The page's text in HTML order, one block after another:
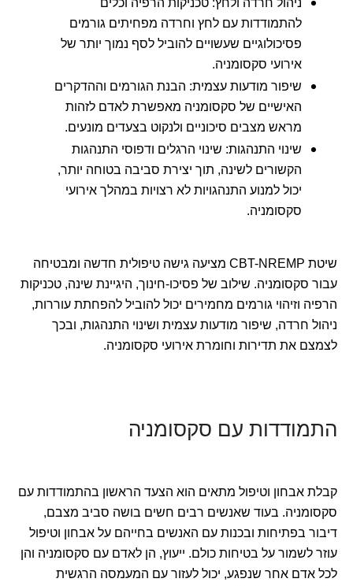
תנאי הביטוח ולוודא כיסוי לטיפול
פסיכולוגי.
לכן חשובלפנות לטיפול מוקדם, גם
אם הסימפטומים לא תכופים.
זכור: סקסומניה היא מצב רפואי
הניתן לטיפול, ואין סיבה לבושה או
להימנעות מקבלת עזרה מקצועית.
ניהול חרדה ולחץ: טכניקות הרפיה וכלים
להתמודדות עם לחץ וחרדה מפחיתים גורמים
פסיכולוגיים שעשויים להוביל לסף נמוך יותר של
אירועי סקסומניה.
שיפור מודעות עצמית: הבנת הגורמים וההדקרים
האישיים של סקסומניה מאפשרת לאדם לזהות
מראש מצבים סיכוניים ולנקוט בצעדים מונעים.
שינוי התנהגות: שינוי הרגלים ודפוסי התנהגות
הקשורים לשינה, תוך יצירת סביבה בטוחה יותר,
יכול למנוע התנהגויות לא רצויות במהלך אירועי
סקסומניה.
שיטת CBT-NREMP מציעה גישה טיפולית חדשה ומבטיחה
עבור סקסומניה. שילוב של פסיכו-חינוך, היגיינת שינה, טכניקות
הרפיה וזיהוי גורמים מחמירים יכול להוביל להפחתת עוררות,
ניהול חרדה, שיפור מודעות עצמית ושינוי התנהגות, ובכך
לצמצם את תדירות וחומרת אירועי סקסומניה.
התמודדות עם סקסומניה
קבלת אבחון וטיפול מתאים הוא הצעד הראשון בהתמודדות עם
סקסומניה. בעוד שאנשים רבים חשים בושה סביב מצבם,
דיבור בפתיחות ובכנות עם האנשים בחייהם על אבחון וטיפול
עוזר לשמור על בטיחות כולם. ייעוץ, הן לאדם עם סקסומניה והן
לכל אדם אחר שנפגע, יכול לעזור עם המעמסה הרגשית